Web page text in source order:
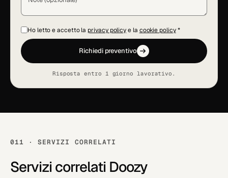
Ho letto e accetto la privacy policye la cookie policy*
Richiedi preventivo
Risposta entro 1 giorno lavorativo.
011 · SERVIZI CORRELATI
Servizi correlati Doozy